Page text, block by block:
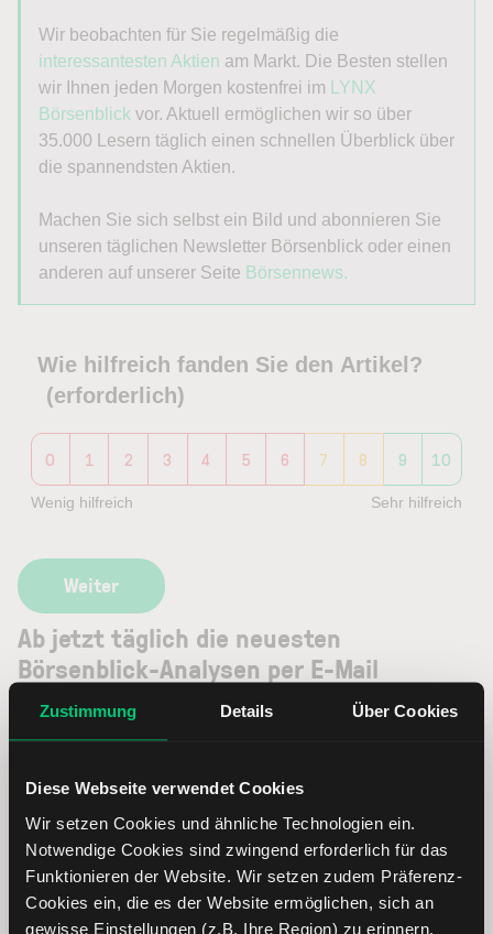
Zustimmung Details Über Cookies
Diese Webseite verwendet Cookies
Wir setzen Cookies und ähnliche Technologien ein.
Notwendige Cookies sind zwingend erforderlich für das
Funktionieren der Website. Wir setzen zudem Präferenz-
Cookies ein, die es der Website ermöglichen, sich an
gewisse Einstellungen (z.B. Ihre Region) zu erinnern.
Wir beobachten für Sie regelmäßig die
interessantesten Aktien am Markt. Die Besten stellen
wir Ihnen jeden Morgen kostenfrei im
LYNX
Börsenblick vor. Aktuell ermöglichen wir so über
35.000 Lesern täglich einen schnellen Überblick über
die spannendsten Aktien.
Machen Sie sich selbst ein Bild und abonnieren Sie
unseren täglichen Newsletter Börsenblick oder einen
anderen auf unserer Seite Börsennews.
Wie hilfreich fanden Sie den Artikel?
(erforderlich)
0 1 2 3 4 5 6 7 8 9 10
Wenig hilfreich Sehr hilfreich
Ab jetzt täglich die neuesten
Börsenblick-Analysen per E-Mail
erhalten
Jetzt Newsletter abonnieren